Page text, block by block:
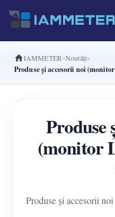
Produse
Contor de
Contor de
Contor de
Controler de
IAMMETER Noutăți
Produse și accesorii noi
Produse
(monitor
Produse și accesorii noi